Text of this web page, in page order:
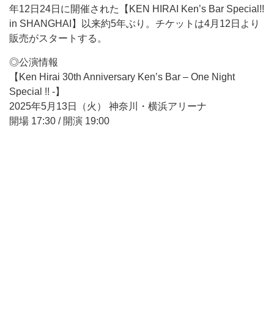
年12日24日に開催された【KEN HIRAI Ken’s Bar Special!!
in SHANGHAI】以来約5年ぶり。チケットは4月12日より
販売がスタートする。
◎公演情報
【Ken Hirai 30th Anniversary Ken’s Bar – One Night
Special !! -】
2025年5月13日（火） 神奈川・横浜アリーナ
開場 17:30 / 開演 19:00